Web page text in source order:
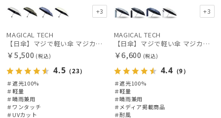
その他
カラー
価格・割引率
在庫表示
+3
MAGICAL TECH
【日傘】マジで軽い傘 マジカルテックプロテクション(MAGICAL TECH PROTECTION) 50cm 晴雨兼用傘自動開閉折りたたみ日傘 一級遮光100% UV 軽量 機能性 人気
￥5,500 (税込)
4.5 （23）
＃遮光100%
＃軽量
＃晴雨兼用
＃ワンタッチ
＃UVカット
+3
MAGICAL TECH
【日傘】マジで軽い傘 マジカルテックプロテクション（MAGICAL TECH PROTECTION）Tough 12 rib55cm
￥6,600 (税込)
4.4 （9）
＃遮光100%
＃軽量
＃晴雨兼用
＃メディア掲載商品
＃耐風